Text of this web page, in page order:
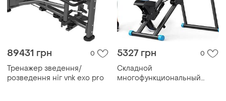
89431 грн 0
Тренажер зведення/
розведення ніг vnk exo pro
5327 грн 0
Складной
многофункциональный